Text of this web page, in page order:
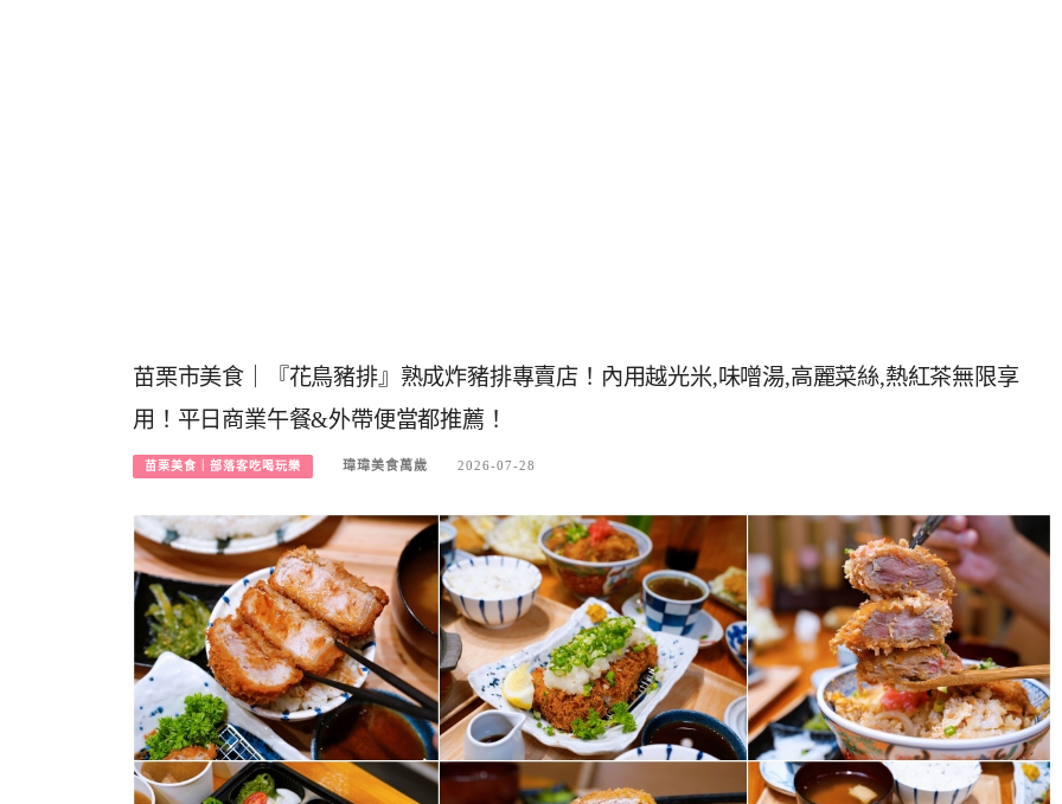
苗栗市美食｜『花鳥豬排』熟成炸豬排專賣店！內用越光米,味噌湯,高麗菜絲,熱紅茶無限享
用！平日商業午餐&外帶便當都推薦！
苗栗美食｜部落客吃喝玩樂 瑋瑋美食萬歲 2026-07-28